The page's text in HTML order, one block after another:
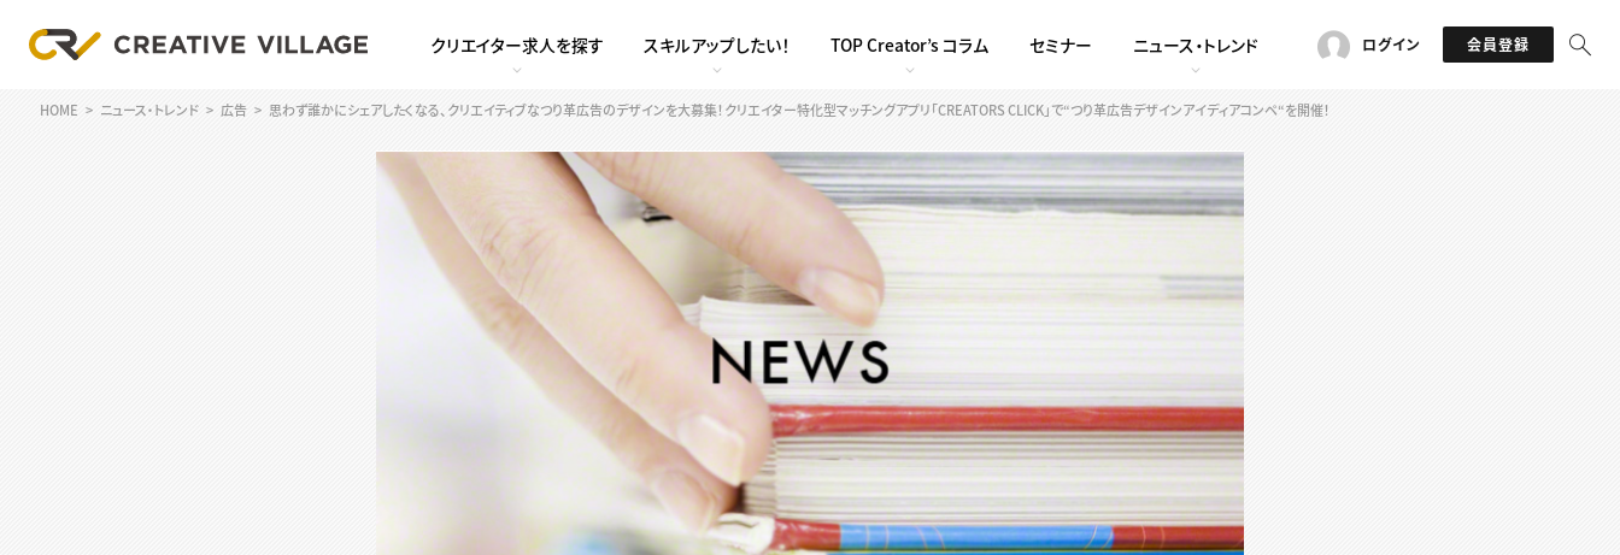
クリエイター求人を探す スキルアップしたい！ TOP Creator’s コラム セミナー ニュース・トレンド ログイン 会員登録
HOME ニュース・トレンド 広告 思わず誰かにシェアしたくなる、クリエイティブなつり革広告のデザインを大募集！クリエイター特化型マッチングアプリ「CREATORS CLICK」で“つり革広告デザインアイディアコンペ“を開催！